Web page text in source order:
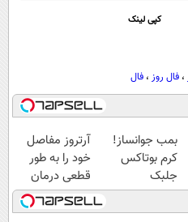
کپی لینک
، فال روز ، فال
بمب جوانساز!
کرم بوتاکس
جلبک
اسپیرولینا50%تخفیف
آرتروز مفاصل
خود را به طور
قطعی درمان
کنید!
◗پرسش‌نامه◖